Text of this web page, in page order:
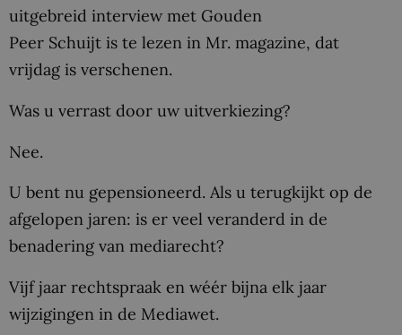
uitgebreid interview met Gouden
Peer Schuijt is te lezen in Mr. magazine, dat
vrijdag is verschenen.
Was u verrast door uw uitverkiezing?
Nee.
U bent nu gepensioneerd. Als u terugkijkt op de
afgelopen jaren: is er veel veranderd in de
benadering van mediarecht?
Vijf jaar rechtspraak en wéér bijna elk jaar
wijzigingen in de Mediawet.